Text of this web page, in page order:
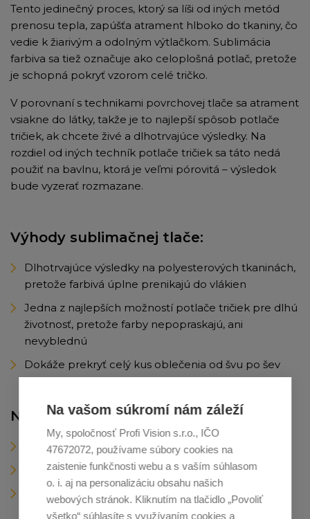
Tento jedinečný proces, ktorý sa líši od iných metód
prenosu tepla, zapúšťa atrament hlboko do tkaniny, čo
vedie k žiarivým a odolným výtlačkom. Sublimácia
farbiva sa tiež označuje ako celoplošná potlač, pretože
je schopná pokryť vzorom celé tričko.
V porovnaní s technikami povrchovej tlače sa atrament
vsiakne do látky, takže je to najlepší spôsob potlače
tričiek, ak chcete živé a dlhotrvajúce výsledky. Na
rozdiel od iných techník potlače tričiek sa táto nedá
použiť na bavlnu, ktorá je veľmi pórovitá – výsledok
bude vyzerať rozmazane.
Výhody sublimačnej tlače:
Dlhotrvajúce výsledky na polyesterových tkaninách,
pretože farbivá úplne prenikajú do vlákien
Jedna z najlepších možností potlače tričiek pre dlhú
životnosť, pretože farby nepopraskajú, ani
nevyblednú
Dokáže prekryť celý kus oblečenia od švu po šev
Nevýhody sublimačnej tlače:
Nedá sa použiť na tmavé tkaniny
Nedá sa použiť na bavlnené tričká
Drahšie ako iné spôsoby tlače
Na vašom súkromí nám záleží
My, spoločnosť Profi Vision s.r.o., IČO
47672072, používame súbory cookies na
zaistenie funkčnosti webu a s vaším súhlasom
o. i. aj na personalizáciu obsahu našich
webových stránok. Kliknutím na tlačidlo „Povoliť
všetko“ súhlasíte s využívaním cookies a